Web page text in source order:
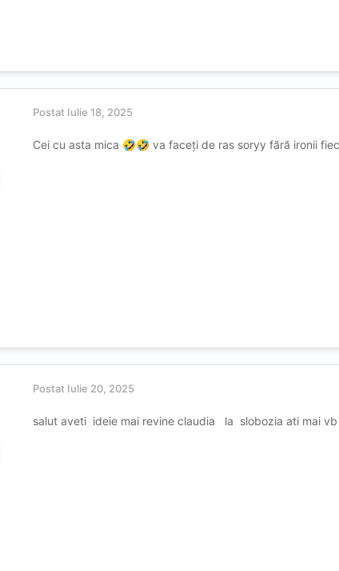
Postat Iulie 18, 2025
Cei cu asta mica 🤣🤣 va faceți de ras soryy fără ironii
Postat Iulie 20, 2025
salut aveti ideie mai revine claudia la slobozia ati mai vb